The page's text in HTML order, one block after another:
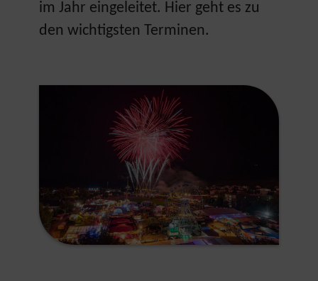
im Jahr eingeleitet. Hier geht es zu
den wichtigsten Terminen.